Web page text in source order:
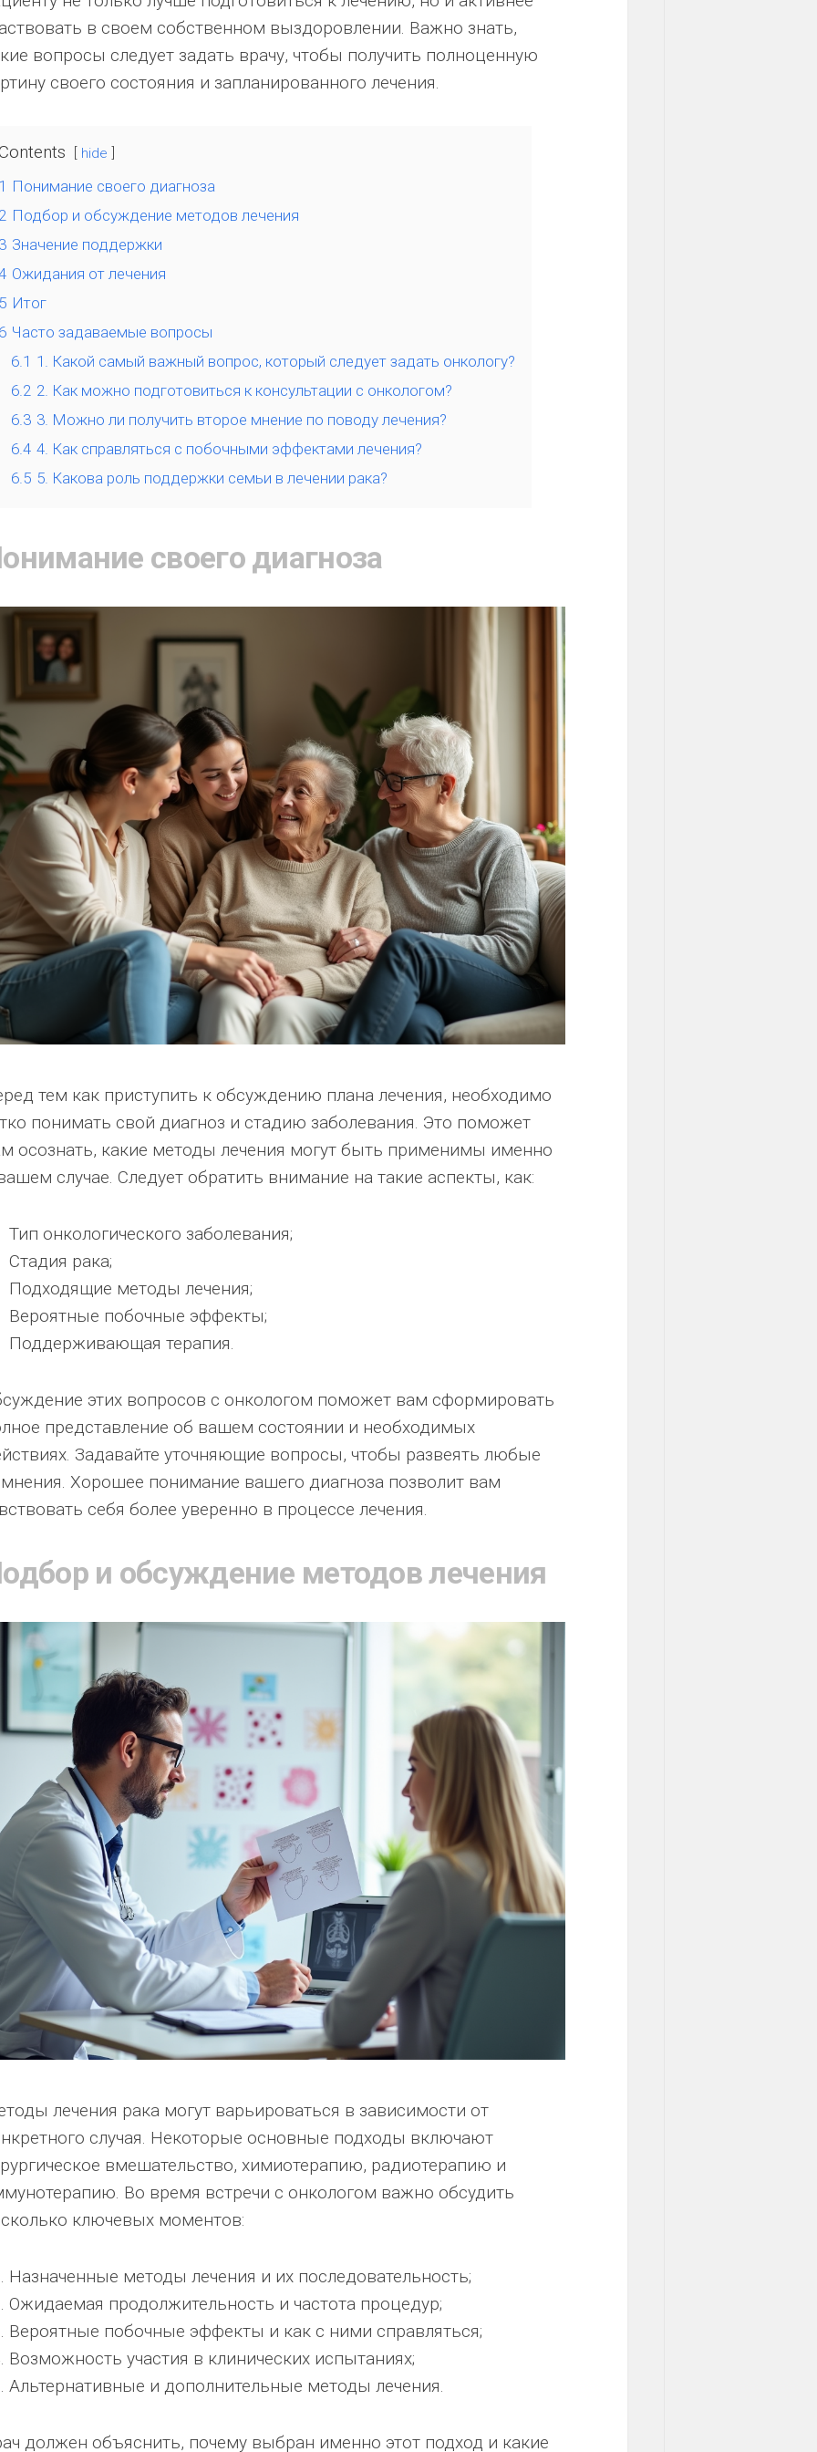
в своем собственном выздоровлении. Важно знать,
вопросы следует задать врачу, чтобы получить полноценную
своего состояния и запланированного лечения.
hide
Понимание своего диагноза
Подбор и обсуждение методов лечения
Значение поддержки
Ожидания от лечения
Итог
Часто задаваемые вопросы
6.1 1. Какой самый важный вопрос, который следует задать онкологу?
6.2 2. Как можно подготовиться к консультации с онкологом?
6.3 3. Можно ли получить второе мнение по поводу лечения?
6.4 4. Как справляться с побочными эффектами лечения?
6.5 5. Какова роль поддержки семьи в лечении рака?
своего диагноза
тем как приступить к обсуждению плана лечения, необходимо
понимать свой диагноз и стадию заболевания. Это поможет
осознать, какие методы лечения могут быть применимы именно
случае. Следует обратить внимание на такие аспекты, как:
Тип онкологического заболевания;
Стадия рака;
Подходящие методы лечения;
Вероятные побочные эффекты;
Поддерживающая терапия.
этих вопросов с онкологом поможет вам сформировать
представление об вашем состоянии и необходимых
Задавайте уточняющие вопросы, чтобы развеять любые
Хорошее понимание вашего диагноза позволит вам
себя более уверенно в процессе лечения.
и обсуждение методов лечения
лечения рака могут варьироваться в зависимости от
случая. Некоторые основные подходы включают
вмешательство, химиотерапию, радиотерапию и
Во время встречи с онкологом важно обсудить
ключевых моментов:
Назначенные методы лечения и их последовательность;
Ожидаемая продолжительность и частота процедур;
Вероятные побочные эффекты и как с ними справляться;
Возможность участия в клинических испытаниях;
Альтернативные и дополнительные методы лечения.
должен объяснить, почему выбран именно этот подход и какие